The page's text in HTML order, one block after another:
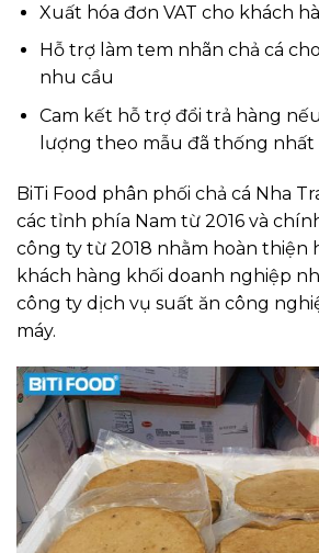
Xuất hóa đơn VAT cho khách
Hỗ trợ làm tem nhãn chả cá
nhu cầu
Cam kết hỗ trợ đổi trả hàng
lượng theo mẫu đã thống nhất
BiTi Food phân phối chả cá Nha
các tỉnh phía Nam từ 2016 và
công ty từ 2018 nhằm hoàn thiện
khách hàng khối doanh nghiệp
công ty dịch vụ suất ăn công
máy.